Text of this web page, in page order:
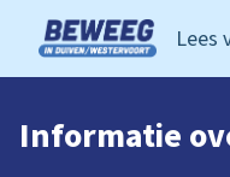
Ga naar de
Lees
Informatie